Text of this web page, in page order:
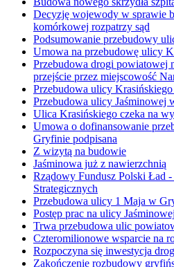
Decyzję wojewody w sprawie
komórkowej rozpatrzy sąd
Podsumowanie przebudowy
Umowa na przebudowę ulicy
Przebudowa drogi powiatowej
przejście przez miejscowość
Przebudowa ulicy
Przebudowa ulicy Jaśminowej
Ulica Krasińskiego czeka na
Umowa o dofinansowanie
Gryfinie podpisana
Z wizytą na budowie
Jaśminowa już z nawierzchnią
Rządowy Fundusz Polski Ład
Strategicznych
Przebudowa ulicy 1 Maja w
Postęp prac na ulicy Jaśminowej
Trwa przebudowa ulic
Czteromilionowe wsparcie na
Rozpoczyna się inwestycja
Zakończenie rozbudowy